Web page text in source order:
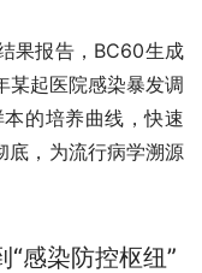
果报告，BC60生成
某起医院感染暴发调
的培养曲线，快速
底，为流行病学溯源
“感染防控枢纽”